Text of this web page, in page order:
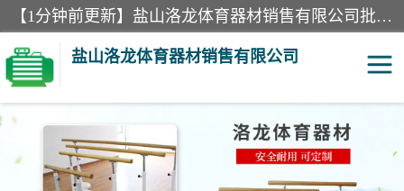
【1分钟前更新】盐山洛龙体育器材销售有限公司批量供应：300米障碍器材、400米障碍器材、部队训练器材、双杠、体操垫、舞蹈把杆等产品。盐山洛龙体育器材销售有限公司经过多年的发展，集研发，生产，销售，售后服务为一体. 奉行“质量，信誉，服务”的宗旨，以开拓创新的精神和真诚守信的态度积极进取。
盐山洛龙体育器材销售有限公司
单双杠 舞蹈把杆